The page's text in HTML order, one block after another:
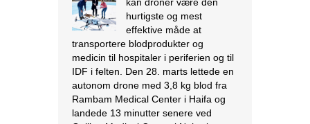
hurtigste og mest
effektive måde at
transportere blodprodukter og
medicin til hospitaler i periferien og til
IDF i felten. Den 28. marts lettede en
autonom drone med 3,8 kg blod fra
Rambam Medical Center i Haifa og
landede 13 minutter senere ved
Galilee Medical Center i Nahariya,